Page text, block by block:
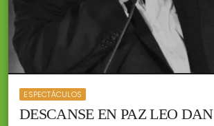
ESPECTÁCULOS
DESCANSE EN PAZ LEO DAN